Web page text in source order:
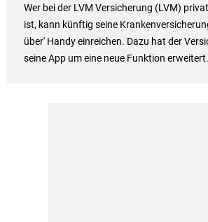
Wer bei der LVM Versicherung (LVM)
ist, kann künftig seine
über' Handy einreichen. Dazu hat der
seine App um eine neue Funktion erweitert.